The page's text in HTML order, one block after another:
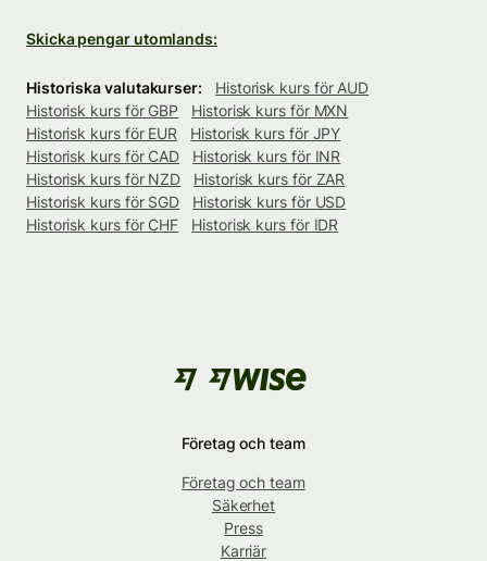
Skicka pengar utomlands:
Historiska valutakurser:
Historisk kurs för AUD
Historisk kurs för GBP
Historisk kurs för MXN
Historisk kurs för EUR
Historisk kurs för JPY
Historisk kurs för CAD
Historisk kurs för INR
Historisk kurs för NZD
Historisk kurs för ZAR
Historisk kurs för SGD
Historisk kurs för USD
Historisk kurs för CHF
Historisk kurs för IDR
Företag och team
Företag och team
Säkerhet
Press
Karriär